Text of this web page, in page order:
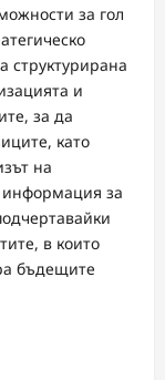
за гол
структурирана
и
за да
като
на
информация за
в които
бъдещите